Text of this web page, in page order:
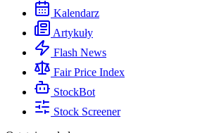
Kalendarz
Artykuły
Flash News
Fair Price Index
StockBot
Stock Screener